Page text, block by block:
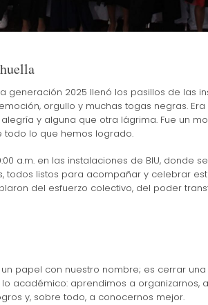
generación 2025 llenó los pasillos de las
emoción, orgullo y muchas togas negras.
y alguna que otra lágrima. Fue un
todo lo que hemos logrado.
a.m. en las instalaciones de BIU, donde
todos listos para acompañar y celebrar
del esfuerzo colectivo, del poder
papel con nuestro nombre; es cerrar
académico: aprendimos a organizarnos,
y, sobre todo, a conocernos mejor.